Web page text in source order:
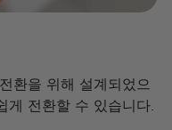
환을 위해 설계되었으
게 전환할 수 있습니다.